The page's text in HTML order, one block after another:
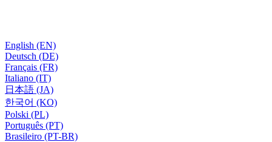
English (EN)
Deutsch (DE)
Français (FR)
Italiano (IT)
日本語 (JA)
한국어 (KO)
Polski (PL)
Português (PT)
Brasileiro (PT-BR)